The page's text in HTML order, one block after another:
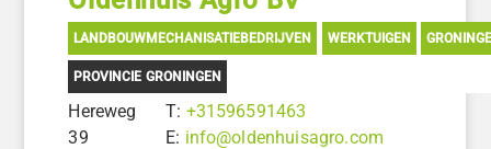
LANDBOUWMECHANISATIEBEDRIJVEN WERKTUIGEN
PROVINCIE GRONINGEN
Hereweg
39
T: +31596591463
E: info@oldenhuisagro.com